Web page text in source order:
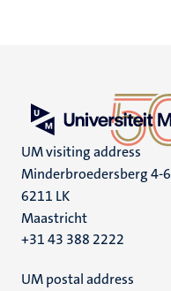
UM visiting address
Minderbroedersberg 4-6
6211 LK
Maastricht
+31 43 388 2222
UM postal address